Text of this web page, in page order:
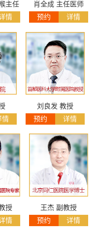
主任
情
肖全成 主任医师
预约
详情
情
刘良发 教授
预约
详情
授
情
王杰 副教授
预约
详情